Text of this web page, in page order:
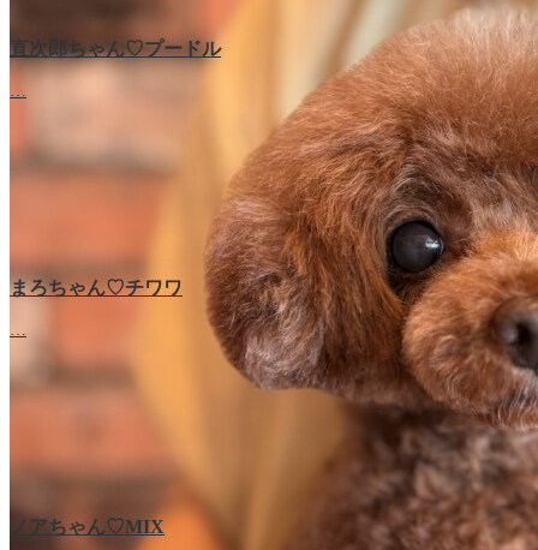
直次郎ちゃん♡プードル
まろちゃん♡チワワ
ノアちゃん♡‬MIX